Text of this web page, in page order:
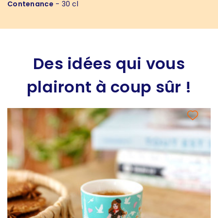
Contenance - 30 cl
Des idées qui vous
plairont à coup sûr !